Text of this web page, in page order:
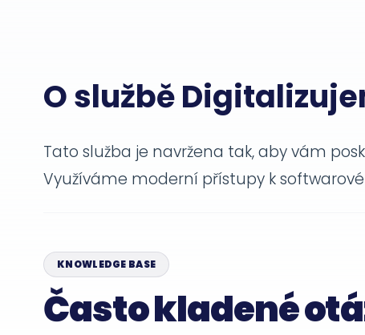
O službě
Tato služba je navržena tak, aby vám
Využíváme moderní přístupy k
KNOWLEDGE BASE
Často kladené